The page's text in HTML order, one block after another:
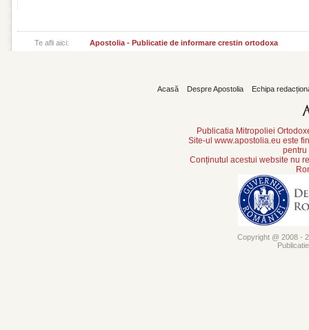
Te afli aici: Apostolia - Publicatie de informare crestin ortodoxa
Acasă Despre Apostolia Echipa
Publicatia Mitropoliei
Site-ul www.apostolia.eu este
pentru
Conținutul acestui website nu
Copyright @ 2008 -